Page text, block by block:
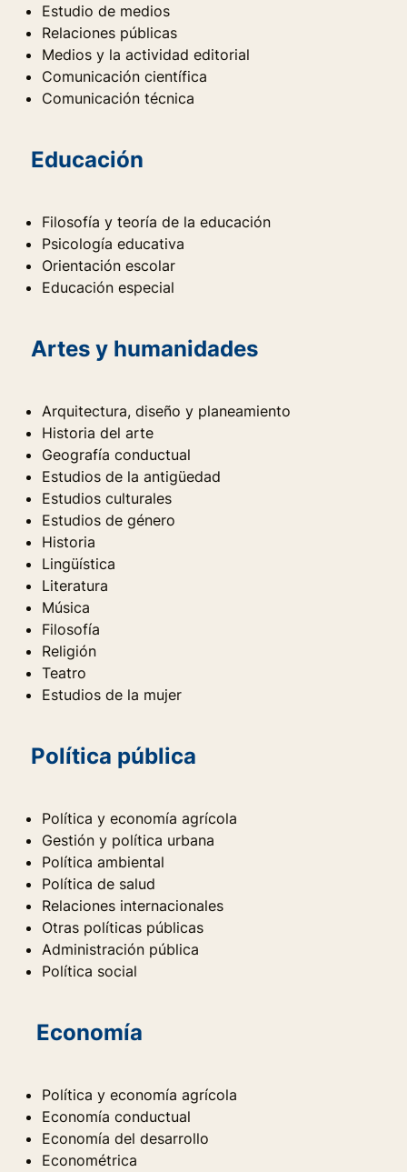
Estudio de medios
Relaciones públicas
Medios y la actividad editorial
Comunicación científica
Comunicación técnica
Educación
Filosofía y teoría de la educación
Psicología educativa
Orientación escolar
Educación especial
Artes y humanidades
Arquitectura, diseño y planeamiento
Historia del arte
Geografía conductual
Estudios de la antigüedad
Estudios culturales
Estudios de género
Historia
Lingüística
Literatura
Música
Filosofía
Religión
Teatro
Estudios de la mujer
Política pública
Política y economía agrícola
Gestión y política urbana
Política ambiental
Política de salud
Relaciones internacionales
Otras políticas públicas
Administración pública
Política social
Economía
Política y economía agrícola
Economía conductual
Economía del desarrollo
Econométrica